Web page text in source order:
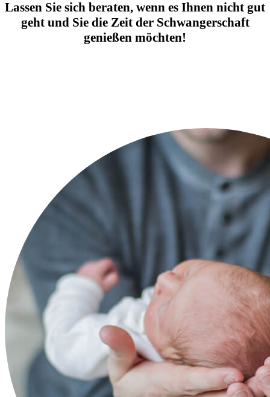
Lassen Sie sich beraten, wenn es Ihnen nicht gut
geht und Sie die Zeit der Schwangerschaft
genießen möchten!